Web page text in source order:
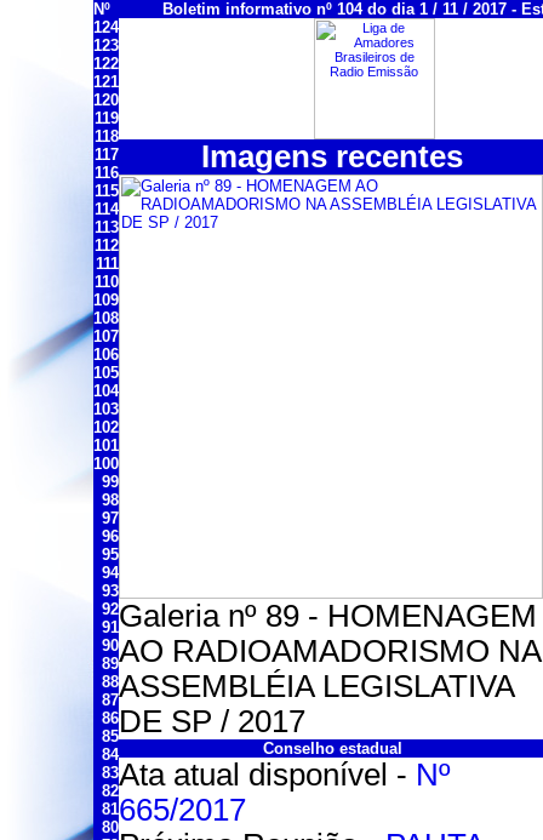
Nº
Boletim informativo nº 104 do dia 1 / 11 / 2017 -
124
123
122
121
120
119
118
117
116
115
114
113
112
111
110
109
108
107
106
105
104
103
102
101
100
99
98
97
96
95
94
93
92
91
90
89
88
87
86
85
84
83
82
81
80
Imagens recentes
Galeria nº 89 - HOMENAGEM
AO RADIOAMADORISMO NA
ASSEMBLÉIA LEGISLATIVA
DE SP / 2017
Conselho estadual
Ata atual disponível - Nº
665/2017